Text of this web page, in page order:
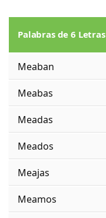
Palabras de 6 Letras
Meaban
Meabas
Meadas
Meados
Meajas
Meamos